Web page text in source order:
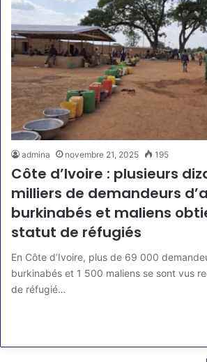
admina novembre 21, 2025 195
Côte d’Ivoire : plusieurs
milliers de demandeurs
burkinabés et maliens
statut de réfugiés
En Côte d’Ivoire, plus de 69 000
burkinabés et 1 500 maliens se sont vus
de réfugié…